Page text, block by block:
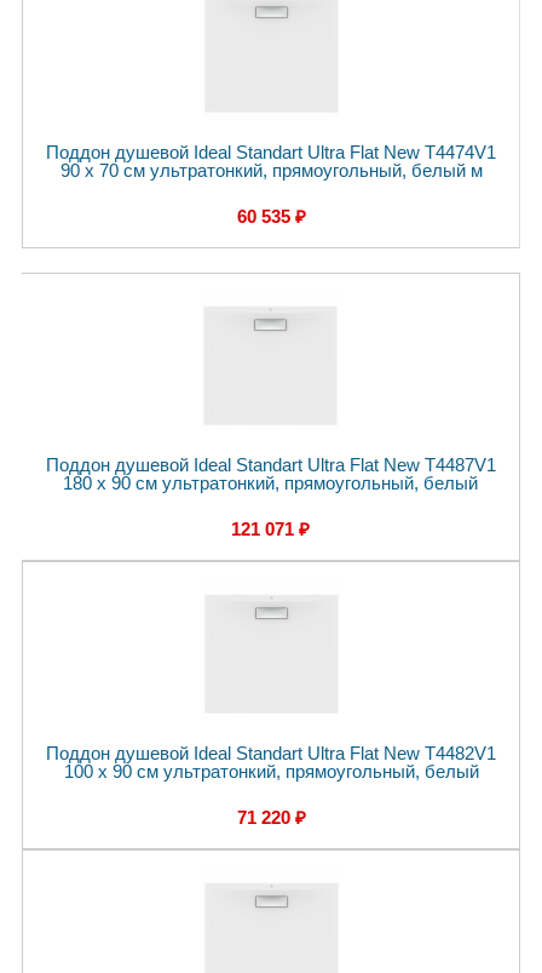
Поддон душевой Ideal Standart Ultra Flat New T4474V1
90 x 70 см ультратонкий, прямоугольный, белый м
60 535 ₽
Поддон душевой Ideal Standart Ultra Flat New T4487V1
180 x 90 см ультратонкий, прямоугольный, белый
121 071 ₽
Поддон душевой Ideal Standart Ultra Flat New T4482V1
100 x 90 см ультратонкий, прямоугольный, белый
71 220 ₽